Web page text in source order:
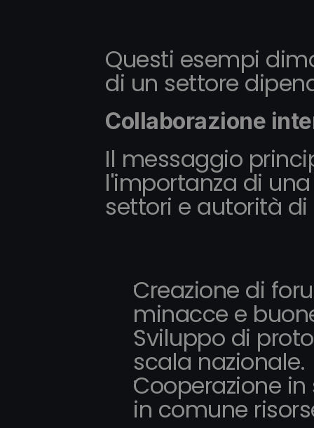
Questi esempi
di un settore
Collaborazione
Il messaggio
l'importanza di
settori e autorità
Creazione di
minacce e
Sviluppo di
scala nazionale.
Cooperazione
in comune